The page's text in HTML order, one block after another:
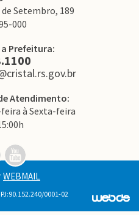
de Setembro, 189
000
a Prefeitura:
Atendimento:
à Sexta-feira
Link
para
o
para
o
WEBMAIL
0001-02